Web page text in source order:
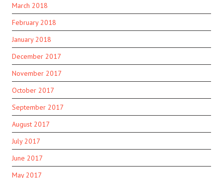
March 2018
February 2018
January 2018
December 2017
November 2017
October 2017
September 2017
August 2017
July 2017
June 2017
May 2017